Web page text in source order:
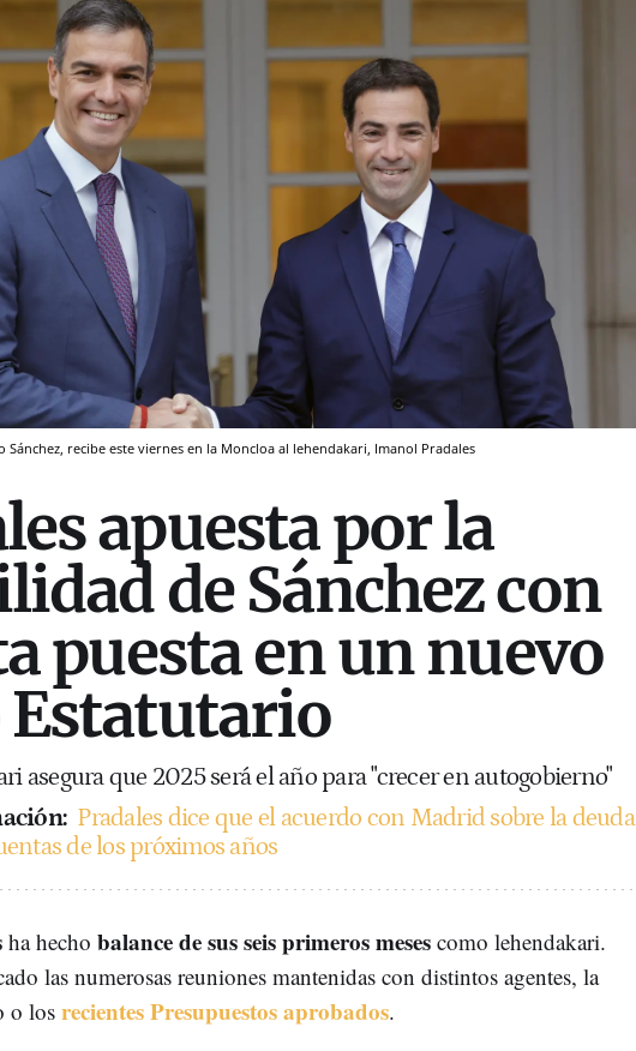
Sánchez, recibe este viernes en la Moncloa al lehendakari, Imanol Pradales
apuesta por la
de Sánchez con
puesta en un nuevo
Estatutario
asegura que 2025 será el año para "crecer en autogobierno"
Pradales dice que el acuerdo con Madrid sobre la deuda
de los próximos años
ha hecho balance de sus seis primeros meses como lehendakari.
las numerosas reuniones mantenidas con distintos agentes, la
o los recientes Presupuestos aprobados.